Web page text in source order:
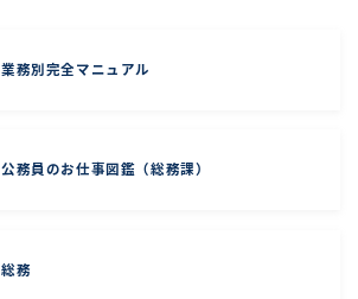
業務別完全マニュアル
公務員のお仕事図鑑（総務課）
総務